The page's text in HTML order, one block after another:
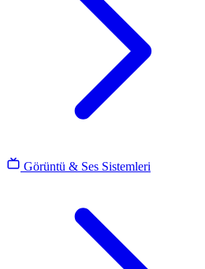
Görüntü & Ses Sistemleri